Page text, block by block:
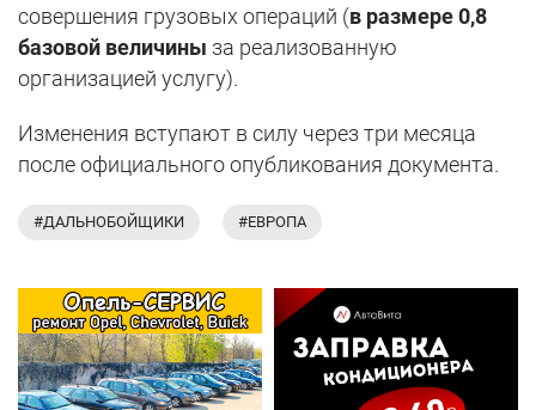
совершения грузовых операций (в размере 0,8
базовой величины за реализованную
организацией услугу).
Изменения вступают в силу через три месяца
после официального опубликования документа.
#ДАЛЬНОБОЙЩИКИ #ЕВРОПА